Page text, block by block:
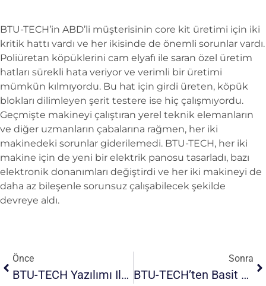
BTU-TECH’in ABD’li müşterisinin core kit üretimi için iki
kritik hattı vardı ve her ikisinde de önemli sorunlar vardı.
Poliüretan köpüklerini cam elyafı ile saran özel üretim
hatları sürekli hata veriyor ve verimli bir üretimi
mümkün kılmıyordu. Bu hat için girdi üreten, köpük
blokları dilimleyen şerit testere ise hiç çalışmıyordu.
Geçmişte makineyi çalıştıran yerel teknik elemanların
ve diğer uzmanların çabalarına rağmen, her iki
makinedeki sorunlar giderilemedi. BTU-TECH, her iki
makine için de yeni bir elektrik panosu tasarladı, bazı
elektronik donanımları değiştirdi ve her iki makineyi de
daha az bileşenle sorunsuz çalışabilecek şekilde
devreye aldı.
Önce
BTU-TECH Yazılımı Ile Atıl Durumdaki Eski Bir Sarıcı Yeniden Doğdu!
Sonra
BTU-TECH’ten Basit Ve Uygun Maliyetli Yardımcı Makine, “Kağıt Masura Dilimleyici”